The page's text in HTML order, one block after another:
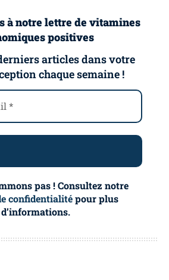
à notre lettre de vitamines
positives
articles dans votre
chaque semaine !
pas ! Consultez notre
confidentialitépour plus
d’informations.